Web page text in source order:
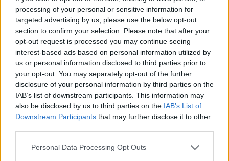
processing of your personal or sensitive information for
targeted advertising by us, please use the below opt-out
section to confirm your selection. Please note that after your
opt-out request is processed you may continue seeing
interest-based ads based on personal information utilized by
us or personal information disclosed to third parties prior to
your opt-out. You may separately opt-out of the further
disclosure of your personal information by third parties on the
IAB’s list of downstream participants. This information may
also be disclosed by us to third parties on the IAB’s List of
Downstream Participants that may further disclose it to other
Please note that this website/app uses one or more Google
Personal Data Processing Opt Outs
A vállalatok döntéshozataláért felelős igazgatósági
tagoknak nincs megfelelő technológiai ismerete,
ugyanakkor hiányoznak a női vezetők is a testületekből,
az arányt javítani kell - erre a következtetésre jutott az
EY tanácsadó cég európai pénzügyi szolgáltató
vállalatokat elemző kutatása.
Az EY 13 európai országban több mint ezer igazgatósági
tag értékelésén és 300 befektető megkérdezésén
alapuló tanulmánya szerint a pénzügyi szolgáltatók már
elkezdték megreformálni az igazgatótanácsokat.